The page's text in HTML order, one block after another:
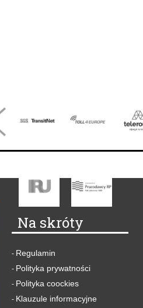
Na skróty
- Regulamin
- Polityka prywatności
- Polityka coockies
- Klauzule informacyjne